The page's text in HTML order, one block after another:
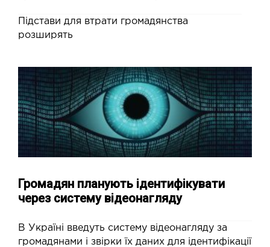
Підстави для втрати громадянства
розширять
Громадян планують ідентифікувати
через систему відеонагляду
В Україні введуть систему відеонагляду за
громадянами і звірки їх даних для ідентифікації